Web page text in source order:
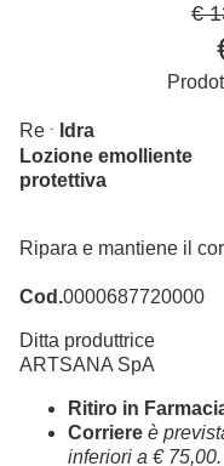
€
Re . Idra
Lozione emolliente
protettiva
Ripara e mantiene il
Cod.0000687720000
Ditta produttrice
ARTSANA SpA
Ritiro in
Corriere è
inferiori a € 75,00.